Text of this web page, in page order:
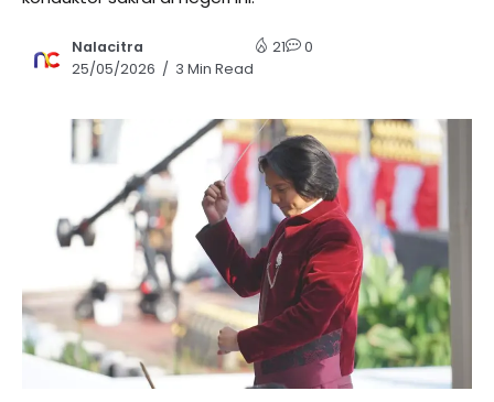
Nalacitra
25/05/2026
3 Min Read
21 0